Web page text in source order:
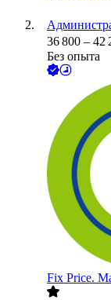
36 800 – 42
Без опыта
Fix Price.